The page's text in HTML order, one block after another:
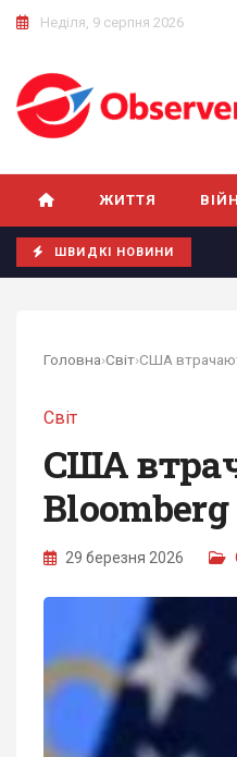
Неділя, 9 серпня 2026
ЖИТТЯ
ШВИДКІ НОВИНИ
Росіяни
Головна›Світ›
Світ
США
Bloomberg
29 березня 2026